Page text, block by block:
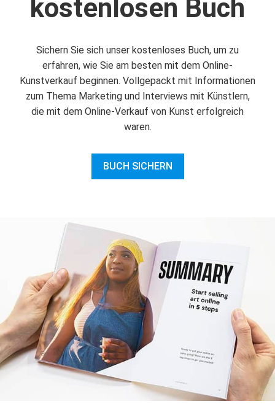
kostenlosen Buch
Sichern Sie sich unser kostenloses Buch, um zu
erfahren, wie Sie am besten mit dem Online-
Kunstverkauf beginnen. Vollgepackt mit Informationen
zum Thema Marketing und Interviews mit Künstlern,
die mit dem Online-Verkauf von Kunst erfolgreich
waren.
BUCH SICHERN